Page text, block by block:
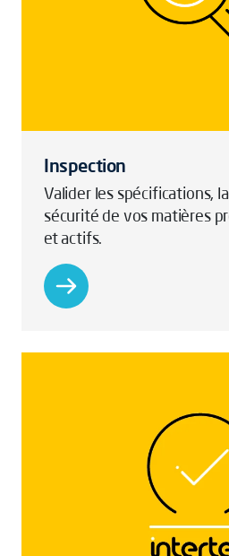
Inspection
Valider les spécifications,
sécurité de vos matières
et actifs.